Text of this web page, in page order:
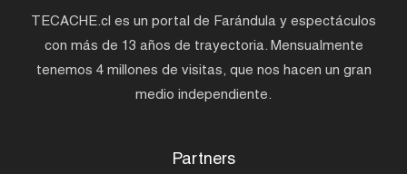
TECACHE.cl es un portal de Farándula y espectáculos
con más de 13 años de trayectoria. Mensualmente
tenemos 4 millones de visitas, que nos hacen un gran
medio independiente.
Partners